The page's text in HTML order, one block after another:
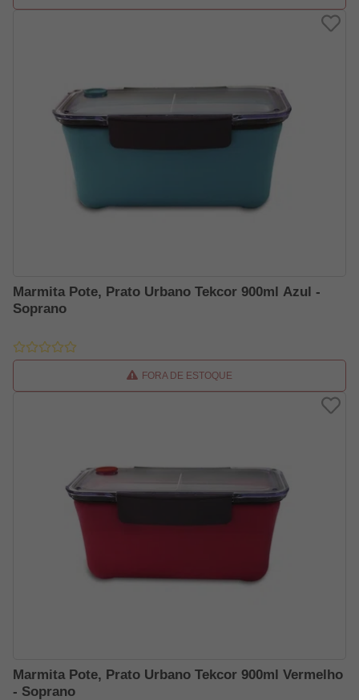
Marmita Pote, Prato Urbano Tekcor 900ml Azul -
Soprano
FORA DE ESTOQUE
Marmita Pote, Prato Urbano Tekcor 900ml Vermelho
- Soprano